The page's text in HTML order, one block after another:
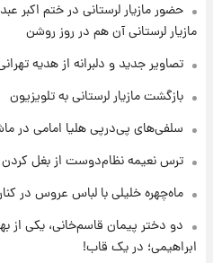
۱۱ ساعت پیش
شوید+ فیلم
۱۲ ساعت پیش
۱۷ مرداد ۱۴۰۵
حضور مازیار لرستانی در ختم اکبر
مازیار لرستانی آن هم در روز روشن
تصاویر جدید و دلبرانه از هدیه
بازگشت مازیار لرستانی به تلویزیون
سلفی‌های پی‌درپی هلیا امامی در
ترس نعیمه نظام‌دوست از بغل کردن
ماه‌چهره خلیلی با لباس عروس در
دو دختر پیمان قاسم‌خانی، یکی از
ابراهیمی؛ در یک قاب!